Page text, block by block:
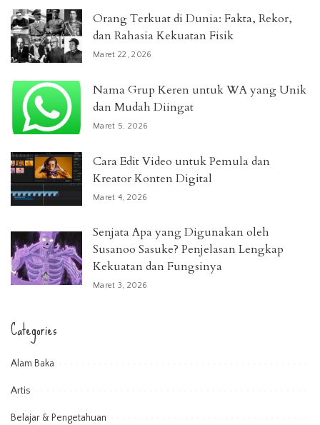
Orang Terkuat di Dunia: Fakta, Rekor,
dan Rahasia Kekuatan Fisik
Maret 22, 2026
Nama Grup Keren untuk WA yang Unik
dan Mudah Diingat
Maret 5, 2026
Cara Edit Video untuk Pemula dan
Kreator Konten Digital
Maret 4, 2026
Senjata Apa yang Digunakan oleh
Susanoo Sasuke? Penjelasan Lengkap
Kekuatan dan Fungsinya
Maret 3, 2026
Categories
Alam Baka
Artis
Belajar & Pengetahuan